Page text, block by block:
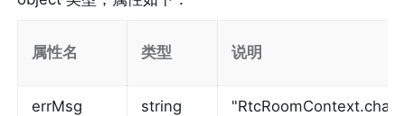
属性名 类型 说明
errMsg string